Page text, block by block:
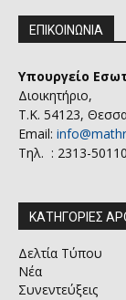
ΕΠΙΚΟΙΝΩΝΙΑ
Υπουργείο
Διοικητήριο,
Τ.Κ. 54123,
Email:
Τηλ. : 2313-
ΚΑΤΗΓΟΡΙΕΣ
Δελτία Τύπου
Νέα
Συνεντεύξεις